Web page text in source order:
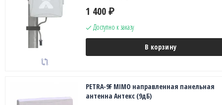
1 400 ₽
Доступно к заказу
В корзину
PETRA-9F MIMO направленная панельная
антенна Антекс (9дБ)